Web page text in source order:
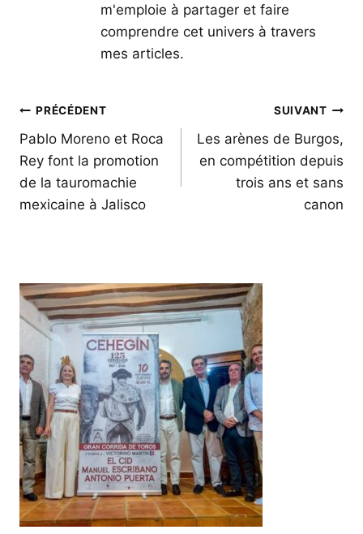
m'emploie à partager et faire
comprendre cet univers à travers
mes articles.
Navigation
de
l’article
PRÉCÉDENT
Pablo Moreno et Roca
Rey font la promotion
de la tauromachie
mexicaine à Jalisco
SUIVANT
Les arènes de Burgos,
en compétition depuis
trois ans et sans
canon